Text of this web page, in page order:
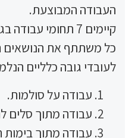
קיימים 7 תחומי עבודה בגובה (ניתן
את הנושאים הרלוונטים
כלליים הנלמדים בקורס:
על סולמות.
מתוך סלים להרמת אדם.
מתוך בימות הרמה